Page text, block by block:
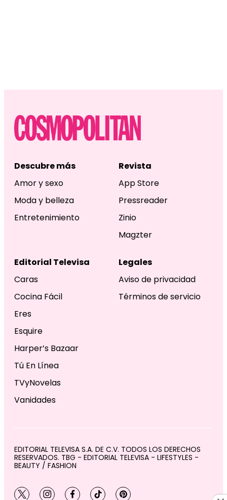
Descubre más
Amor y sexo
Moda y belleza
Entretenimiento
Revista
App Store
Pressreader
Zinio
Magzter
Editorial Televisa
Caras
Cocina Fácil
Eres
Esquire
Harper’s Bazaar
Tú En Línea
TVyNovelas
Vanidades
Legales
Aviso de privacidad
Términos de servicio
EDITORIAL TELEVISA S.A. DE C.V. TODOS LOS DERECHOS
RESERVADOS. TBG - EDITORIAL TELEVISA - LIFESTYLES -
BEAUTY / FASHION